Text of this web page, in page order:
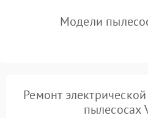
Модели
Ремонт
пылесосах